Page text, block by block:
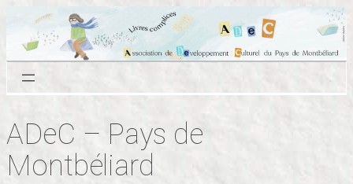
contenu
ADeC – Pays de
Montbéliard